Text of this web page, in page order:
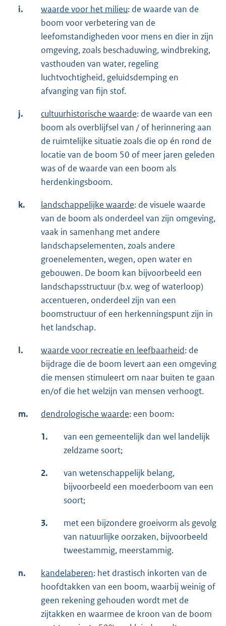
i. waarde voor het milieu: de waarde van de
boom voor verbetering van de
leefomstandigheden voor mens en dier in zijn
omgeving, zoals beschaduwing, windbreking,
vasthouden van water, regeling
luchtvochtigheid, geluidsdemping en
afvanging van fijn stof.
j. cultuurhistorische waarde: de waarde van een
boom als overblijfsel van / of herinnering aan
de ruimtelijke situatie zoals die op én rond de
locatie van de boom 50 of meer jaren geleden
was of de waarde van een boom als
herdenkingsboom.
k. landschappelijke waarde: de visuele waarde
van de boom als onderdeel van zijn omgeving,
vaak in samenhang met andere
landschapselementen, zoals andere
groenelementen, wegen, open water en
gebouwen. De boom kan bijvoorbeeld een
landschapsstructuur (b.v. weg of waterloop)
accentueren, onderdeel zijn van een
boomstructuur of een herkenningspunt zijn in
het landschap.
l. waarde voor recreatie en leefbaarheid: de
bijdrage die de boom levert aan een omgeving
die mensen stimuleert om naar buiten te gaan
en/of die het welzijn van mensen verhoogt.
m. dendrologische waarde: een boom:
1.
van een gemeentelijk dan wel landelijk
zeldzame soort;
2.
van wetenschappelijk belang,
bijvoorbeeld een moederboom van een
soort;
3.
met een bijzondere groeivorm als gevolg
van natuurlijke oorzaken, bijvoorbeeld
tweestammig, meerstammig.
n. kandelaberen: het drastisch inkorten van de
hoofdtakken van een boom, waarbij weinig of
geen rekening gehouden wordt met de
zijtakken en waarmee de kroon van de boom